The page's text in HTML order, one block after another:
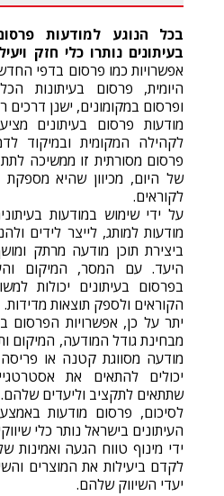
בכל הנוגע למודעות
בעיתונים נותרו כלי חזק
אפשרויות כמו פרסום בדפי
היומית, פרסום בעיתונות
ופרסום במקומונים, ישנן
מודעות פרסום בעיתונים
לקהילה המקומית ובמיקוד
פרסום מסורתית זו ממשיכה
של היום, מכיוון שהיא מספקת
לקוראים.
על ידי שימוש במודעות
מודעות למותג, לייצר לידים
ביצירת תוכן מודעה מרתק
היעד. עם המסר, המיקום
בפרסום בעיתונים יכולות
הקוראים ולספק תוצאות מדידות.
יתר על כן, אפשרויות הפרסום
מבחינת גודל המודעה, המיקום
מודעה מסווגת קטנה או
יכולים להתאים את
שתתאים לתקציב וליעדים שלהם.
לסיכום, פרסום מודעות
העיתונים בישראל נותר כלי
ידי מינוף טווח הגעה ואמינות
לקדם ביעילות את המוצרים
יעדי השיווק שלהם.